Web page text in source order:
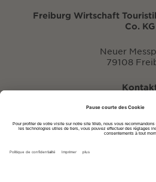
Freiburg Wirtschaft
Co. KG
Neuer
79108